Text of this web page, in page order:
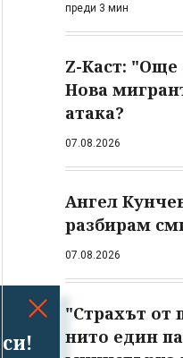
преди 3 мин
Z-Каст: "Още
Нова
атака?
07.08.2026
Ангел
разбирам
07.08.2026
"Страхът от
нито един